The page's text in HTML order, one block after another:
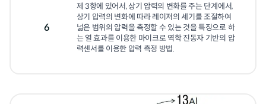
6
제 3항에 있어서, 상기 압력의 변화를 주는 단계에서,
상기 압력의 변화에 따라 레이저의 세기를 조절하여
넓은 범위의 압력을 측정할 수 있는 것을 특징으로 하
는 열 효과를 이용한 마이크로 역학 진동자 기반의 압
력센서를 이용한 압력 측정 방법.